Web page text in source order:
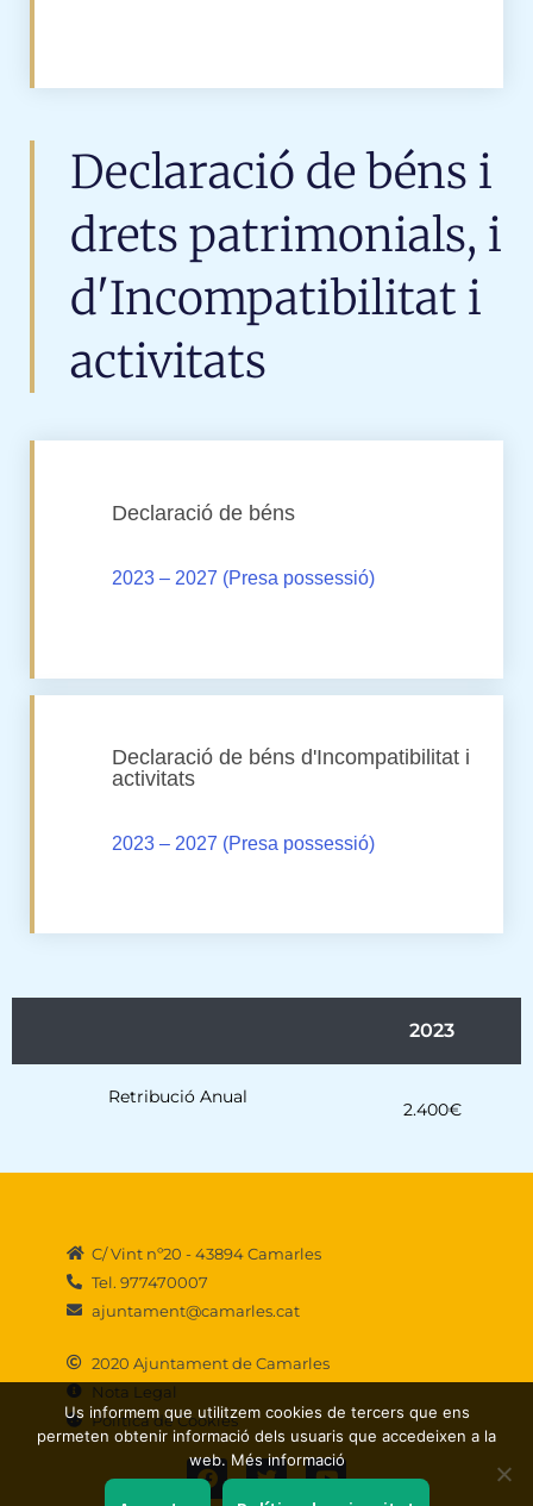
Declaració de béns i
drets patrimonials, i
d'Incompatibilitat i
activitats
Declaració de béns
2023 – 2027 (Presa possessió)
Declaració de béns d'Incompatibilitat i
activitats
2023 – 2027 (Presa possessió)
2023
Retribució Anual
2.400€
C/ Vint nº20 - 43894 Camarles
Tel. 977470007
ajuntament@camarles.cat
2020 Ajuntament de Camarles
Nota Legal
Política de Cookies
F
a
c
T
w
Y
o
Us informem que utilitzem cookies de tercers que ens
permeten obtenir informació dels usuaris que accedeixen a la
web. Més informació